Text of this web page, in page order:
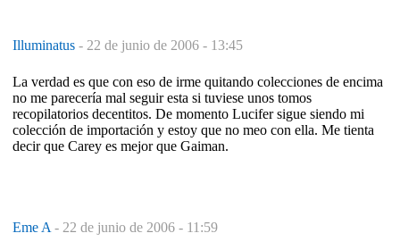
Illuminatus - 22 de junio de 2006 - 13:45
La verdad es que con eso de irme quitando colecciones de encima
no me parecería mal seguir esta si tuviese unos tomos
recopilatorios decentitos. De momento Lucifer sigue siendo mi
colección de importación y estoy que no meo con ella. Me tienta
decir que Carey es mejor que Gaiman.
Eme A - 22 de junio de 2006 - 11:59